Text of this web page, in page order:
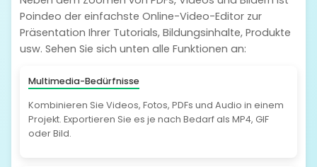
Poindeo der einfachste Online-Video-Editor zur
Präsentation Ihrer Tutorials, Bildungsinhalte, Produkte
usw. Sehen Sie sich unten alle Funktionen an:
Multimedia-Bedürfnisse
Kombinieren Sie Videos, Fotos, PDFs und Audio in einem
Projekt. Exportieren Sie es je nach Bedarf als MP4, GIF
oder Bild.